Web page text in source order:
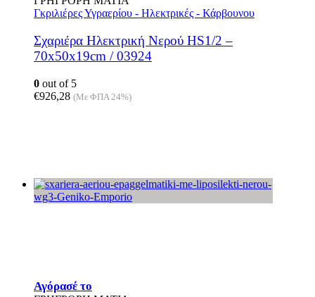
Γκριλιέρες Υγραερίου - Ηλεκτρικές - Κάρβουνου
Σχαριέρα Ηλεκτρική Νερού HS1/2 –
70x50x19cm / 03924
0 out of 5
€926,28 (Με ΦΠΑ 24%)
Αγόρασέ το